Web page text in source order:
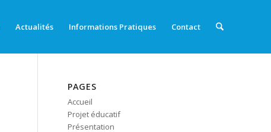
Actualités Informations Pratiques Contact
PAGES
Accueil
Projet éducatif
Présentation